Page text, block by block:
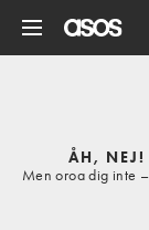
ÅH, NEJ!
Men oroa dig inte